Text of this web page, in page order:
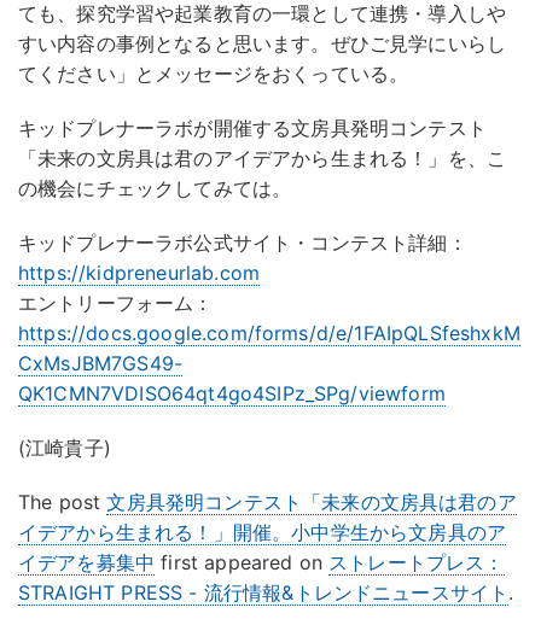
ても、探究学習や起業教育の一環として連携・導入しや
すい内容の事例となると思います。ぜひご見学にいらし
てください」とメッセージをおくっている。
キッドプレナーラボが開催する文房具発明コンテスト
「未来の文房具は君のアイデアから生まれる！」を、こ
の機会にチェックしてみては。
キッドプレナーラボ公式サイト・コンテスト詳細：
https://kidpreneurlab.com
エントリーフォーム：
https://docs.google.com/forms/d/e/1FAIpQLSfeshxkM
CxMsJBM7GS49-
QK1CMN7VDISO64qt4go4SIPz_SPg/viewform
(江崎貴子)
The post文房具発明コンテスト「未来の文房具は君のア
イデアから生まれる！」開催。小中学生から文房具のア
イデアを募集中 first appeared on ストレートプレス：
STRAIGHT PRESS - 流行情報&トレンドニュースサイト .